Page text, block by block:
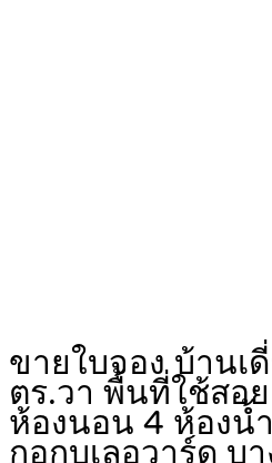
ขายใบจอง บ้านเ
ตร.วา พื้นที่ใช้สอ
ห้องนอน 4 ห้องน้
กอกบูเลอวาร์ด บ